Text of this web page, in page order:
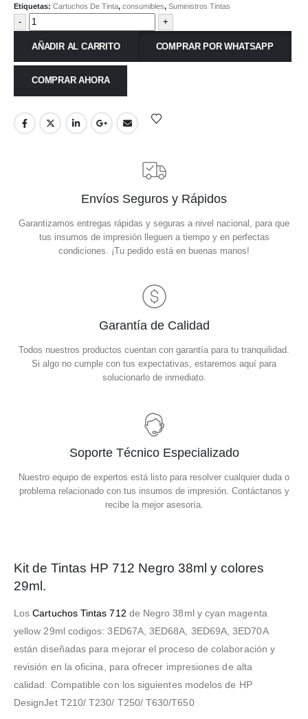
Etiquetas: Cartuchos De Tinta, consumibles, Suministros Tintas
- +
AÑADIR AL CARRITO COMPRAR POR WHATSAPP
COMPRAR AHORA
Envíos Seguros y Rápidos
Garantizamos entregas rápidas y seguras a nivel nacional, para que
tus insumos de impresión lleguen a tiempo y en perfectas
condiciones. ¡Tu pedido está en buenas manos!
Garantía de Calidad
Todos nuestros productos cuentan con garantía para tu tranquilidad.
Si algo no cumple con tus expectativas, estaremos aquí para
solucionarlo de inmediato.
Soporte Técnico Especializado
Nuestro equipo de expertos está listo para resolver cualquier duda o
problema relacionado con tus insumos de impresión. Contáctanos y
recibe la mejor asesoría.
Kit de Tintas HP 712 Negro 38ml y colores
29ml.
LosCartuchos Tintas 712 de Negro 38ml y cyan magenta
yellow 29ml codigos: 3ED67A, 3ED68A, 3ED69A, 3ED70A
están diseñadas para mejorar el proceso de colaboración y
revisión en la oficina, para ofrecer impresiones de alta
calidad. Compatible con los siguientes modelos de HP
DesignJet T210/ T230/ T250/ T630/T650